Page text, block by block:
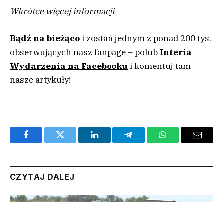
Wkrótce więcej informacji
Bądź na bieżąco i zostań jednym z ponad 200 tys.
obserwujących nasz fanpage – polub Interia
Wydarzenia na Facebooku i komentuj tam
nasze artykuły!
FacebookTwitter LinkedInTelegramWhatsAppEmail
CZYTAJ DALEJ